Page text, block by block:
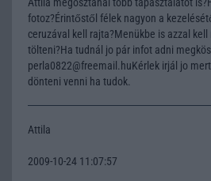
fotoz?Érintőstől félek nagyon a
ceruzával kell rajta?Menükbe is azzal
tölteni?Ha tudnál jo pár infot adni
perla0822@freemail.huKérlek irjál jo
dönteni venni ha tudok.
Attila
2009-10-24 11:07:57